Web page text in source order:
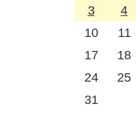
3
4
10
11
17
18
24
25
31